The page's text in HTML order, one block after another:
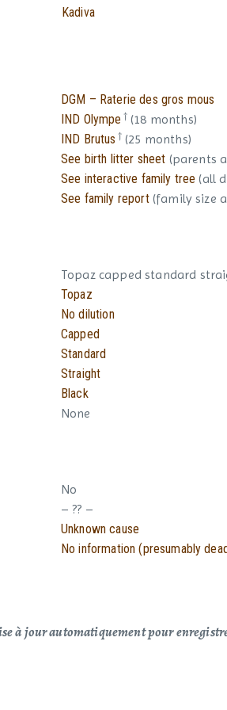
Kadiva
DGM – Raterie des gros mous
IND Olympe †(18 months)
IND Brutus †(25 months)
See birth litter sheet (parents
See interactive family tree (all
See family report(family size
Topaz capped standard
Topaz
No dilution
Capped
Standard
Straight
Black
None
No
– ?? –
Unknown cause
No information (presumably
à jour automatiquement pour